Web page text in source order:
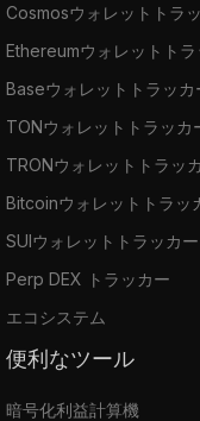
Cosmosウォレットトラ
Ethereumウォレットトラ
Baseウォレットトラッカ
TONウォレットトラッカ
TRONウォレットトラッ
Bitcoinウォレットトラッ
SUIウォレットトラッカー
Perp DEX トラッカー
エコシステム
便利なツール
暗号化利益計算機